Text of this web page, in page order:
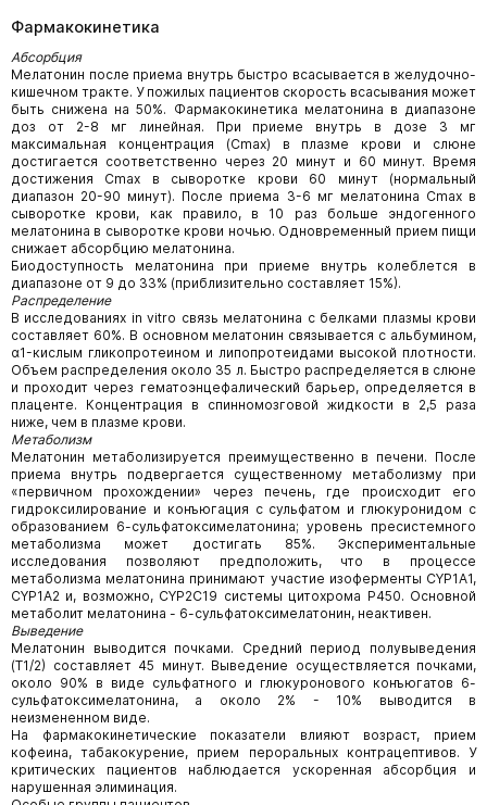
Фармакокинетика
Абсорбция
Мелатонин после приема внутрь быстро всасывается в желудочно-
кишечном тракте. У пожилых пациентов скорость всасывания может
быть снижена на 50%. Фармакокинетика мелатонина в диапазоне
доз от 2-8 мг линейная. При приеме внутрь в дозе 3 мг
максимальная концентрация (Cmax) в плазме крови и слюне
достигается соответственно через 20 минут и 60 минут. Время
достижения Cmax в сыворотке крови 60 минут (нормальный
диапазон 20-90 минут). После приема 3-6 мг мелатонина Cmax в
сыворотке крови, как правило, в 10 раз больше эндогенного
мелатонина в сыворотке крови ночью. Одновременный прием пищи
снижает абсорбцию мелатонина.
Биодоступность мелатонина при приеме внутрь колеблется в
диапазоне от 9 до 33% (приблизительно составляет 15%).
Распределение
В исследованиях in vitro связь мелатонина с белками плазмы крови
составляет 60%. В основном мелатонин связывается с альбумином,
α1-кислым гликопротеином и липопротеидами высокой плотности.
Объем распределения около 35 л. Быстро распределяется в слюне
и проходит через гематоэнцефалический барьер, определяется в
плаценте. Концентрация в спинномозговой жидкости в 2,5 раза
ниже, чем в плазме крови.
Метаболизм
Мелатонин метаболизируется преимущественно в печени. После
приема внутрь подвергается существенному метаболизму при
«первичном прохождении» через печень, где происходит его
гидроксилирование и конъюгация с сульфатом и глюкуронидом с
образованием 6-сульфатоксимелатонина; уровень пресистемного
метаболизма может достигать 85%. Экспериментальные
исследования позволяют предположить, что в процессе
метаболизма мелатонина принимают участие изоферменты CYP1А1,
CYP1А2 и, возможно, CYP2С19 системы цитохрома Р450. Основной
метаболит мелатонина - 6-сульфатоксимелатонин, неактивен.
Выведение
Мелатонин выводится почками. Средний период полувыведения
(Т1/2) составляет 45 минут. Выведение осуществляется почками,
около 90% в виде сульфатного и глюкуронового конъюгатов 6-
сульфатоксимелатонина, а около 2% - 10% выводится в
неизмененном виде.
На фармакокинетические показатели влияют возраст, прием
кофеина, табакокурение, прием пероральных контрацептивов. У
критических пациентов наблюдается ускоренная абсорбция и
нарушенная элиминация.